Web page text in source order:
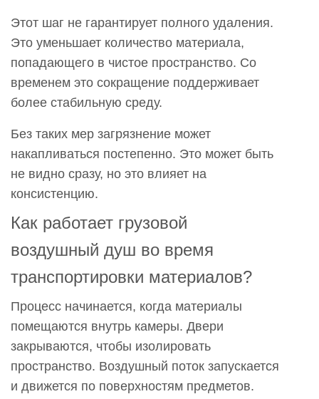
процесс
чистых
помещений?
8
Какие
возникают
при
ежедневном
использовании?
9
грузовые
воздушные
помогают
контролировать
загрязнение
с
течением
Этот шаг не гарантирует полного удаления.
Это уменьшает количество материала,
попадающего в чистое пространство. Со
временем это сокращение поддерживает
более стабильную среду.
Без таких мер загрязнение может
накапливаться постепенно. Это может быть
не видно сразу, но это влияет на
консистенцию.
Как работает грузовой
воздушный душ во время
транспортировки материалов?
Процесс начинается, когда материалы
помещаются внутрь камеры. Двери
закрываются, чтобы изолировать
пространство. Воздушный поток запускается
и движется по поверхностям предметов.